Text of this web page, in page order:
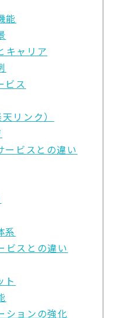
能
キャリア
ビス
リンク）
ービスとの違い
系
ビスとの違い
ト
ションの強化